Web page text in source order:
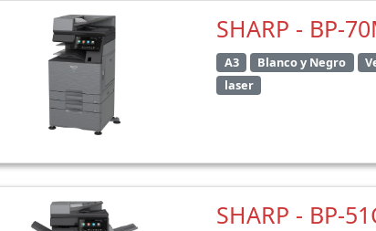
SHARP - BP-
A3 Blanco y Negro
laser
SHARP - BP-